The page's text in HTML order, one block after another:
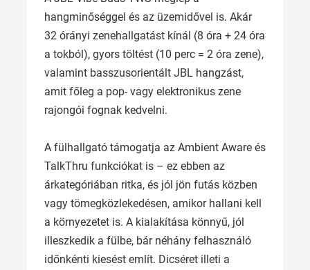
hangminőséggel és az üzemidővel is. Akár
32 órányi zenehallgatást kínál (8 óra + 24 óra
a tokból), gyors töltést (10 perc = 2 óra zene),
valamint basszusorientált JBL hangzást,
amit főleg a pop- vagy elektronikus zene
rajongói fognak kedvelni.
A fülhallgató támogatja az Ambient Aware és
TalkThru funkciókat is – ez ebben az
árkategóriában ritka, és jól jön futás közben
vagy tömegközlekedésen, amikor hallani kell
a környezetet is. A kialakítása könnyű, jól
illeszkedik a fülbe, bár néhány felhasználó
időnkénti kiesést említ. Dicséret illeti a